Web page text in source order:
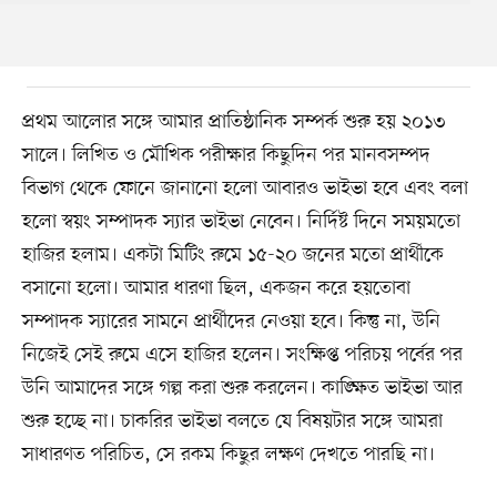
প্রথম আলোর সঙ্গে আমার প্রাতিষ্ঠানিক সম্পর্ক শুরু হয় ২০১৩
সালে। লিখিত ও মৌখিক পরীক্ষার কিছুদিন পর মানবসম্পদ
বিভাগ থেকে ফোনে জানানো হলো আবারও ভাইভা হবে এবং বলা
হলো স্বয়ং সম্পাদক স্যার ভাইভা নেবেন। নির্দিষ্ট দিনে সময়মতো
হাজির হলাম। একটা মিটিং রুমে ১৫-২০ জনের মতো প্রার্থীকে
বসানো হলো। আমার ধারণা ছিল, একজন করে হয়তোবা
সম্পাদক স্যারের সামনে প্রার্থীদের নেওয়া হবে। কিন্তু না, উনি
নিজেই সেই রুমে এসে হাজির হলেন। সংক্ষিপ্ত পরিচয় পর্বের পর
উনি আমাদের সঙ্গে গল্প করা শুরু করলেন। কাঙ্ক্ষিত ভাইভা আর
শুরু হচ্ছে না। চাকরির ভাইভা বলতে যে বিষয়টার সঙ্গে আমরা
সাধারণত পরিচিত, সে রকম কিছুর লক্ষণ দেখতে পারছি না।